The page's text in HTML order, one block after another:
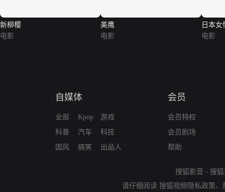
新柳樱
电影
美鹰
电影
日本女
电影
自媒体
全部
科普
国风
Kpop
汽车
搞笑
游戏
科技
出品人
会员
会员特权
会员剧场
帮助
搜狐影音 - 搜
请仔细阅读 搜狐视频隐私政策、